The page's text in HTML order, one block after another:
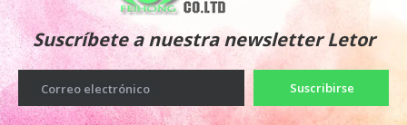
Suscríbete a nuestra newsletter Letor
Correo electrónico Suscribirse